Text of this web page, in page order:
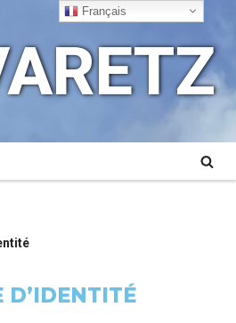
D’IDENTITÉ
Français